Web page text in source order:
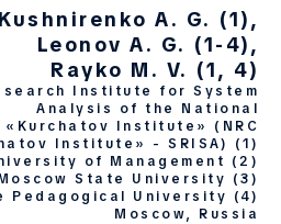
Kushnirenko A. G. (1),
Leonov A. G. (1-4),
Rayko M. V. (1, 4)
Institute for System
Analysis of the National
«Kurchatov Institute» (NRC
Institute» - SRISA) (1)
of Management (2)
State University (3)
Pedagogical University (4)
Moscow, Russia